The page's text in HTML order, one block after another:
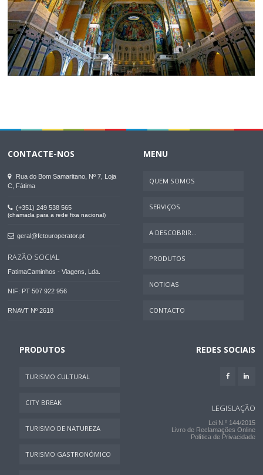
CONTACTE-NOS
Rua do Bom Samaritano, Nº 7, Loja
C, Fátima
(+351) 249 538 565
(chamada para a rede fixa nacional)
geral@fctouroperator.pt
RAZÃO SOCIAL
FatimaCaminhos - Viagens, Lda.
NIF: PT 507 922 956
RNAVT Nº 2618
MENU
QUEM SOMOS
SERVIÇOS
A DESCOBRIR...
PRODUTOS
NOTICIAS
CONTACTO
PRODUTOS
TURISMO CULTURAL
CITY BREAK
TURISMO DE NATUREZA
TURISMO GASTRONÓMICO
REDES SOCIAIS
LEGISLAÇÃO
Lei N.º 144/2015
Livro de Reclamações Online
Política de Privacidade